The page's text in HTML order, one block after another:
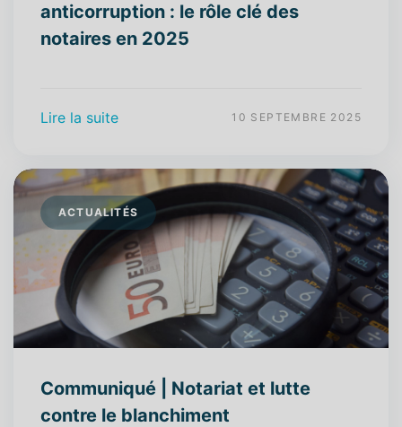
anticorruption : le rôle clé des
notaires en 2025
Lire la suite 10 SEPTEMBRE 2025
ACTUALITÉS
Communiqué | Notariat et lutte
contre le blanchiment